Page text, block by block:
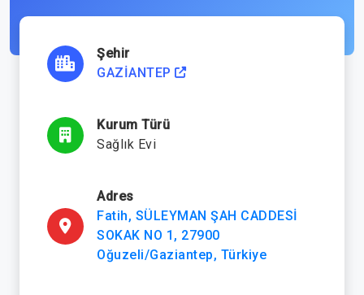
Şehir
GAZİANTEP
Kurum Türü
Sağlık Evi
Adres
Fatih, SÜLEYMAN ŞAH CADDESİ
SOKAK NO 1, 27900
Oğuzeli/Gaziantep, Türkiye